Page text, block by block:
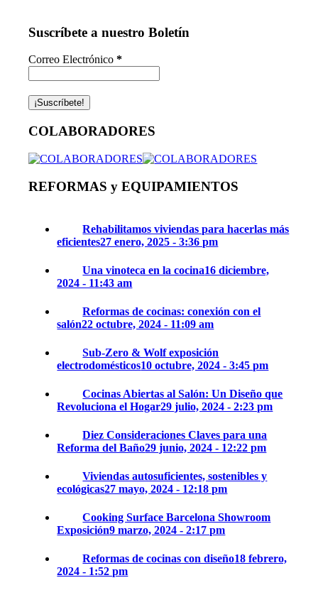
Suscríbete a nuestro Boletín
Correo Electrónico*
COLABORADORES
REFORMAS y EQUIPAMIENTOS
viviendas para hacerlas más eficientes27 enero,
2025 - 3:36 pm
Una vinoteca en la cocina16 diciembre,
2024 - 11:43 am
Reformas de cocinas: conexión con el
salón22 octubre, 2024 - 11:09 am
Sub-Zero & Wolf exposición
electrodomésticos10 octubre, 2024 - 3:45 pm
Cocinas Abiertas al Salón: Un Diseño que
Revoluciona el Hogar29 julio, 2024 - 2:23 pm
Diez Consideraciones Claves para una
Reforma del Baño29 junio, 2024 - 12:22 pm
Viviendas autosuficientes, sostenibles y
ecológicas27 mayo, 2024 - 12:18 pm
Cooking Surface Barcelona Showroom
Exposición9 marzo, 2024 - 2:17 pm
Reformas de cocinas con diseño18 febrero,
2024 - 1:52 pm